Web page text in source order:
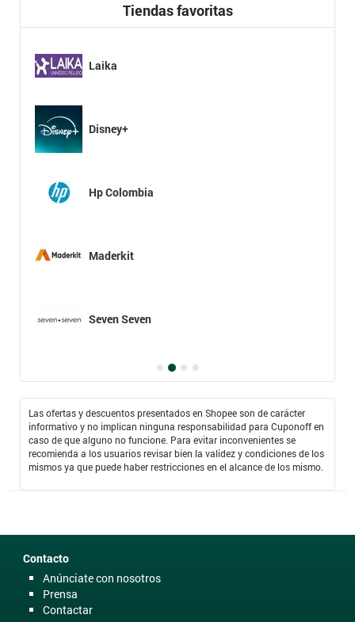
Tiendas favoritas
Laika
Disney+
Hp Colombia
Maderkit
Seven Seven
Las ofertas y descuentos presentados en Shopee son de carácter
informativo y no implican ninguna responsabilidad para Cuponoff en
caso de que alguno no funcione. Para evitar inconvenientes se
recomienda a los usuarios revisar bien la validez y condiciones de los
mismos ya que puede haber restricciones en el alcance de los mismo.
Contacto
Anúnciate con nosotros
Prensa
Contactar